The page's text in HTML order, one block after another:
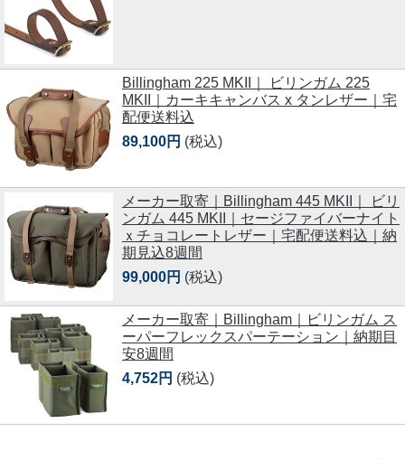
Billingham 225 MKII｜ ビリンガム 225
MKII｜カーキキャンバス x タンレザー｜宅
配便送料込
89,100円 (税込)
メーカー取寄｜Billingham 445 MKII｜ ビリ
ンガム 445 MKII｜セージファイバーナイト
ｘチョコレートレザー｜宅配便送料込｜納
期見込8週間
99,000円 (税込)
メーカー取寄｜Billingham｜ビリンガム ス
ーパーフレックスパーテーション｜納期目
安8週間
4,752円 (税込)